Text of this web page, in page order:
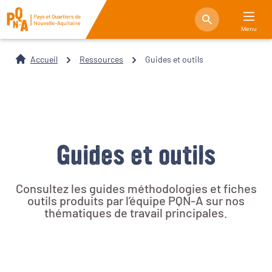
Menu
Accueil Ressources Guides et outils
Guides et outils
Consultez les guides méthodologies et fiches
outils produits par l’équipe PQN-A sur nos
thématiques de travail principales.